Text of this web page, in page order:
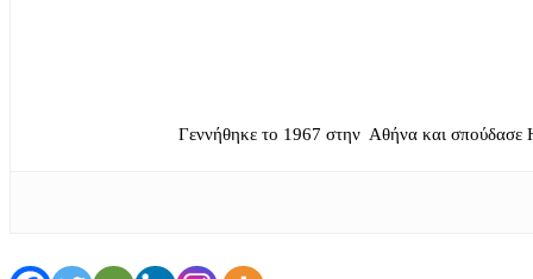
Γεννήθηκε το 1967 στην Αθήνα και σπούδασε